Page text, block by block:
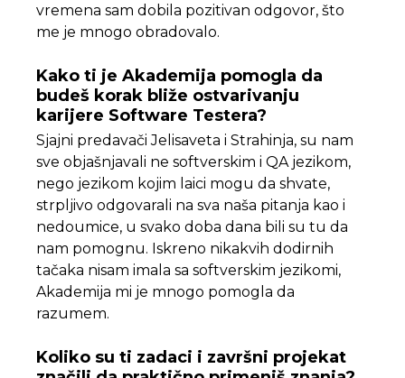
vremena sam dobila pozitivan odgovor, što
me je mnogo obradovalo.
Kako ti je Akademija pomogla da
budeš korak bliže ostvarivanju
karijere Software Testera?
Sjajni predavači Jelisaveta i Strahinja, su nam
sve objašnjavali ne softverskim i QA jezikom,
nego jezikom kojim laici mogu da shvate,
strpljivo odgovarali na sva naša pitanja kao i
nedoumice, u svako doba dana bili su tu da
nam pomognu. Iskreno nikakvih dodirnih
tačaka nisam imala sa softverskim jezikomi,
Akademija mi je mnogo pomogla da
razumem.
Koliko su ti zadaci i završni projekat